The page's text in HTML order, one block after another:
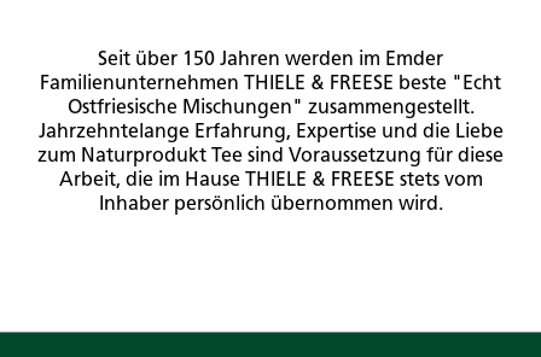
Seit über 150 Jahren werden im Emder
Familienunternehmen THIELE & FREESE beste "Echt
Ostfriesische Mischungen" zusammengestellt.
Jahrzehntelange Erfahrung, Expertise und die Liebe
zum Naturprodukt Tee sind Voraussetzung für diese
Arbeit, die im Hause THIELE & FREESE stets vom
Inhaber persönlich übernommen wird.